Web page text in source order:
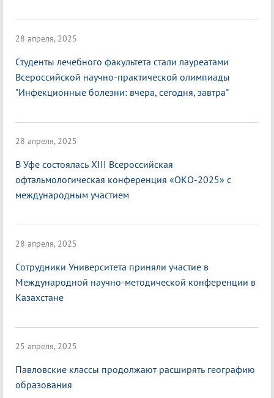
28 апреля, 2025
Студенты лечебного факультета стали лауреатами
Всероссийской научно-практической олимпиады
"Инфекционные болезни: вчера, сегодня, завтра"
28 апреля, 2025
В Уфе состоялась XIII Всероссийская
офтальмологическая конференция «ОКО-2025» с
международным участием
28 апреля, 2025
Сотрудники Университета приняли участие в
Международной научно-методической конференции в
Казахстане
25 апреля, 2025
Павловские классы продолжают расширять географию
образования